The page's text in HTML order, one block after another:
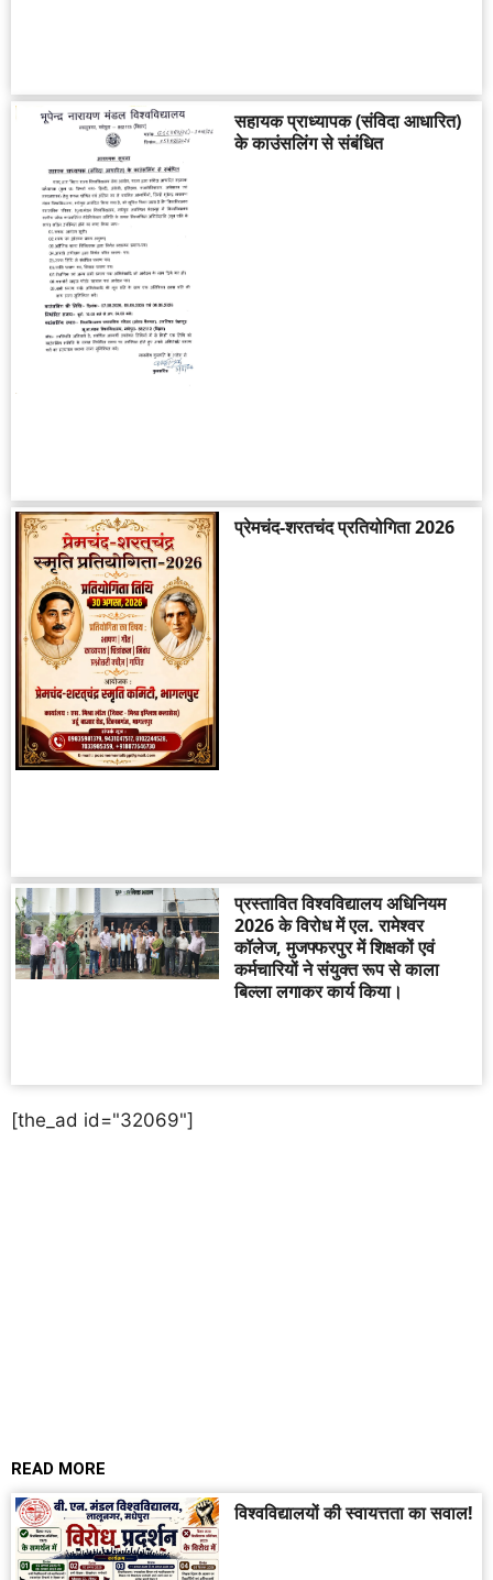
सहायक प्राध्यापक (संविदा आधारित)
के काउंसलिंग से संबंधित
प्रेमचंद-शरतचंद प्रतियोगिता 2026
प्रस्तावित विश्वविद्यालय अधिनियम
2026 के विरोध में एल. रामेश्वर
कॉलेज, मुजफ्फरपुर में शिक्षकों एवं
कर्मचारियों ने संयुक्त रूप से काला
बिल्ला लगाकर कार्य किया।
[the_ad id="32069"]
READ MORE
विश्वविद्यालयों की स्वायत्तता का सवाल!